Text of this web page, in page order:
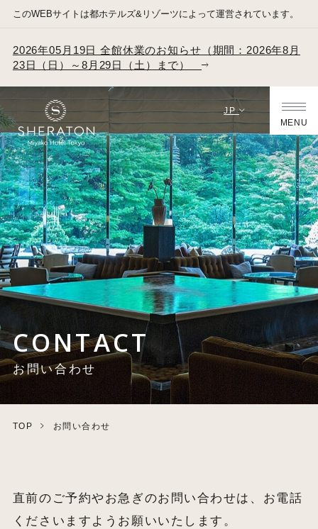
JP
MENU
CONTACT
お問い合わせ
このWEBサイトは都ホテルズ&リゾーツによって運営されています。
2026年05月19日 全館休業のお知らせ（期間：2026年8月
23日（日）～8月29日（土）まで）
TOP お問い合わせ
直前のご予約やお急ぎのお問い合わせは、お電話
くださいますようお願いいたします。